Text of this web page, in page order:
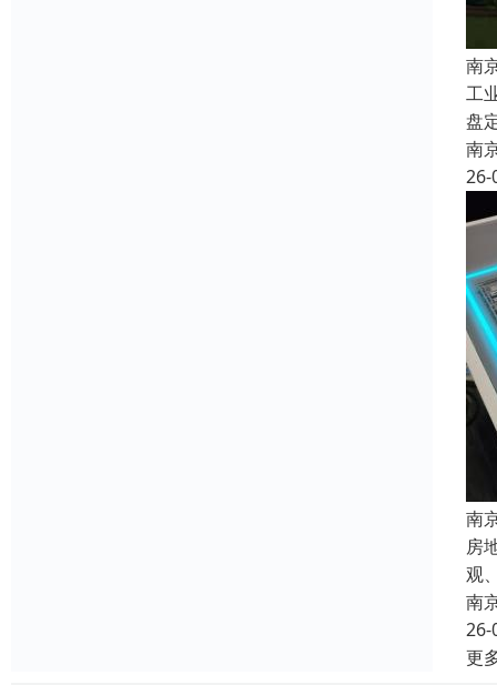
南
工
盘
南
26-
南
房
观
南
26-
更